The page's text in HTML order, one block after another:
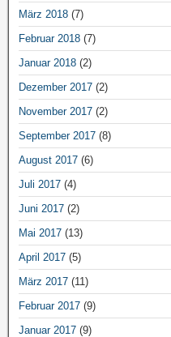
März 2018 (7)
Februar 2018 (7)
Januar 2018 (2)
Dezember 2017 (2)
November 2017 (2)
September 2017 (8)
August 2017 (6)
Juli 2017 (4)
Juni 2017 (2)
Mai 2017 (13)
April 2017 (5)
März 2017 (11)
Februar 2017 (9)
Januar 2017 (9)